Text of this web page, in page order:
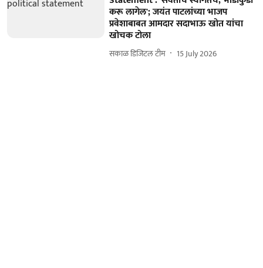
करू लागेल'; जयंत पाटलांच्या भाजप
प्रवेशाबाबत आमदार सदाभाऊ खोत यांचा
खोचक टोला
सकाळ डिजिटल टीम 15 July 2026